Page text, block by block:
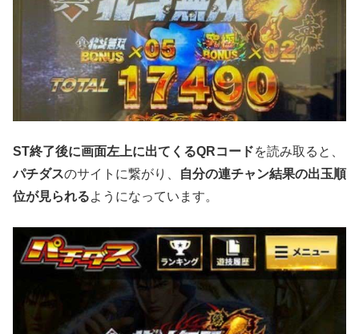
ST終了後に画面左上に出てくるQRコードを読み取ると、
パチダスのサイトに繋がり、
自分の連チャン結果の出玉順
位が見られるようになっています。